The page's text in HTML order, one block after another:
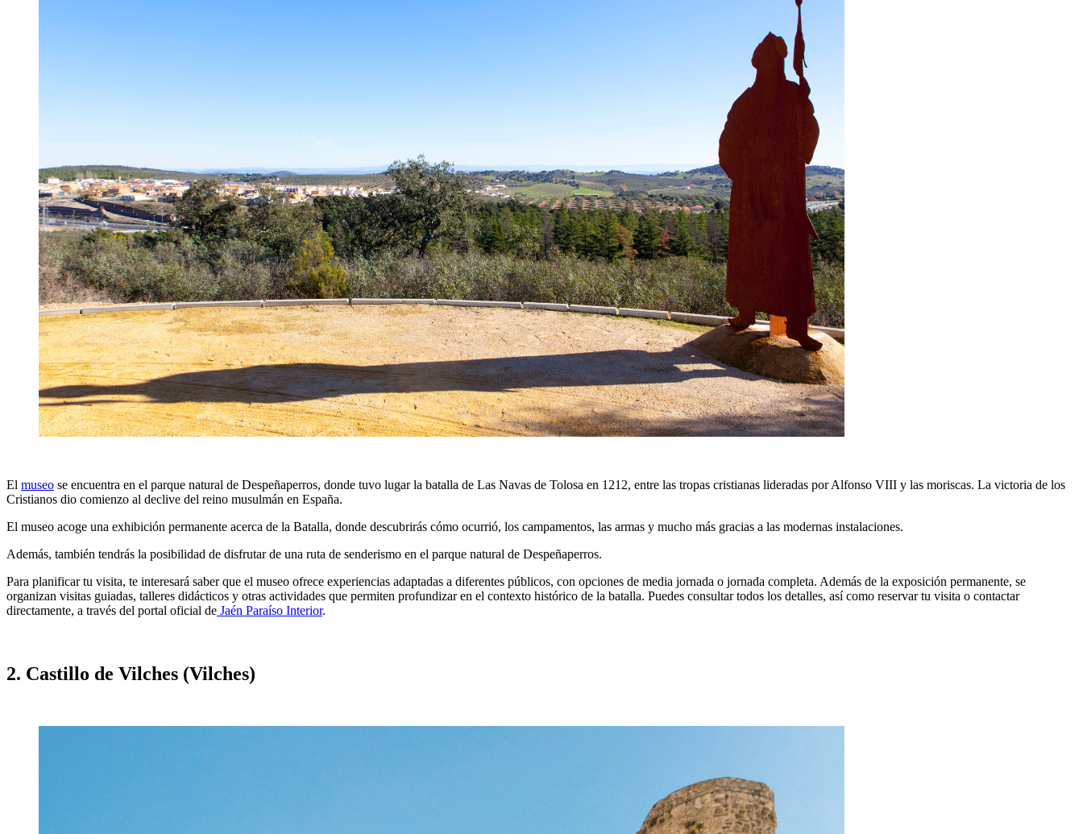
El museo se encuentra en el parque natural de Despeñaperros, donde tuvo lugar la batalla de Las Navas de Tolosa en 1212, entre las tropas cristianas lideradas por Alfonso VIII y las moriscas. La victoria de los
Cristianos dio comienzo al declive del reino musulmán en España.
El museo acoge una exhibición permanente acerca de la Batalla, donde descubrirás cómo ocurrió, los campamentos, las armas y mucho más gracias a las modernas instalaciones.
Además, también tendrás la posibilidad de disfrutar de una ruta de senderismo en el parque natural de Despeñaperros.
Para planificar tu visita, te interesará saber que el museo ofrece experiencias adaptadas a diferentes públicos, con opciones de media jornada o jornada completa. Además de la exposición permanente, se
organizan visitas guiadas, talleres didácticos y otras actividades que permiten profundizar en el contexto histórico de la batalla. Puedes consultar todos los detalles, así como reservar tu visita o contactar
directamente, a través del portal oficial de Jaén Paraíso Interior.
2. Castillo de Vilches (Vilches)